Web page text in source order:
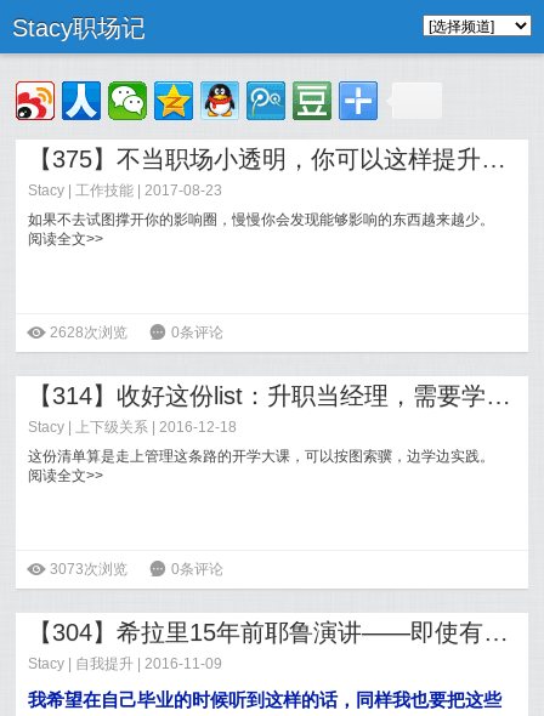
Stacy职场记
【375】不当职场小透明，你可以这样提升影响力
Stacy |工作技能 | 2017-08-23
如果不去试图撑开你的影响圈，慢慢你会发现能够影响的东西越来越少。
阅读全文>>
ė 2628次浏览 6 0条评论
【314】收好这份list：升职当经理，需要学点什么
Stacy 上下级关系 | 2016-12-18
这份清单算是走上管理这条路的开学大课，可以按图索骥，边学边实践。
阅读全文>>
ė 3073次浏览 6 0条评论
【304】希拉里15年前耶鲁演讲——即使有人在你背后大声喊叫，也要勇往直前
Stacy 自我提升 | 2016-11-09
我希望在自己毕业的时候听到这样的话，同样我也要把这些